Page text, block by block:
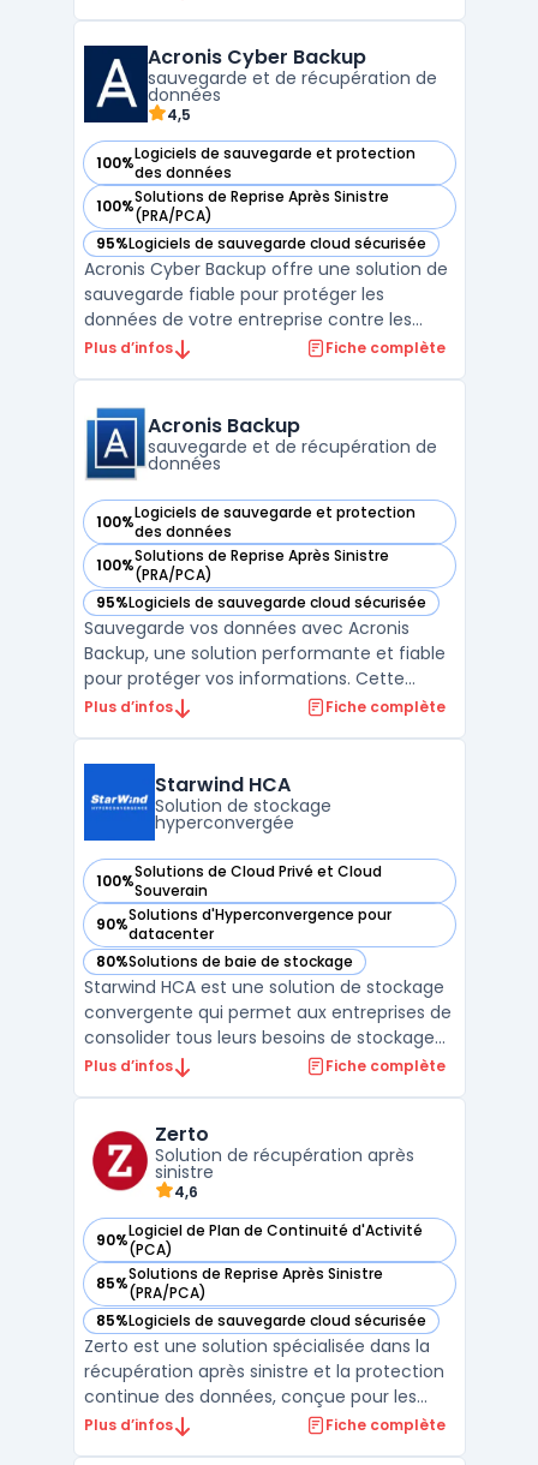
hybrides et on-premise, offrant ainsi une
grande flexibilité en matiè ...
Acronis Cyber Backup
sauvegarde et de récupération de
données
4,5
100%Logiciels de sauvegarde et protection
des données
— voir Acronis Cyber Backup dans cette catégorie
100%Solutions de Reprise Après Sinistre
(PRA/PCA)
— voir Acronis Cyber Backup dans cette catégorie
95%Logiciels de sauvegarde cloud sécurisée
— voir Acronis Cyber Backup dans cette catégorie
Acronis Cyber Backup offre une solution de
sauvegarde fiable pour protéger les
données de votre entreprise contre les
pertes et les interruptions. Cette solution
initiale à la sauvegarde régulière tout en
conservant la fl ...
Plus d’infos Fiche complète
Acronis Backup
sauvegarde et de récupération de
données
100%Logiciels de sauvegarde et protection
des données
— voir Acronis Backup dans cette catégorie
100%Solutions de Reprise Après Sinistre
(PRA/PCA)
— voir Acronis Backup dans cette catégorie
95%Logiciels de sauvegarde cloud sécurisée
— voir Acronis Backup dans cette catégorie
Sauvegarde vos données avec Acronis
Backup, une solution performante et fiable
pour protéger vos informations. Cette
solution permet de sauvegarder des
serveurs, des postes de travail et des
appareils mobiles. Avec ...
Plus d’infos Fiche complète
Starwind HCA
Solution de stockage
hyperconvergée
100%Solutions de Cloud Privé et Cloud
Souverain
— voir Starwind HCA dans cette catégorie
90%Solutions d'Hyperconvergence pour
datacenter
— voir Starwind HCA dans cette catégorie
80%Solutions de baie de stockage
— voir Starwind HCA dans cette catégorie
Starwind HCA est une solution de stockage
convergente qui permet aux entreprises de
consolider tous leurs besoins de stockage
et de virtualisation. Elle combine une
disponible pour une capacité de stockage à
la fois flexible e ...
Plus d’infos Fiche complète
Zerto
Solution de récupération après
sinistre
4,6
90%Logiciel de Plan de Continuité d'Activité
(PCA)
— voir Zerto dans cette catégorie
85%Solutions de Reprise Après Sinistre
(PRA/PCA)
— voir Zerto dans cette catégorie
85%Logiciels de sauvegarde cloud sécurisée
— voir Zerto dans cette catégorie
Zerto est une solution spécialisée dans la
récupération après sinistre et la protection
continue des données, conçue pour les
entreprises opérant dans des
Plus d’infos Fiche complète